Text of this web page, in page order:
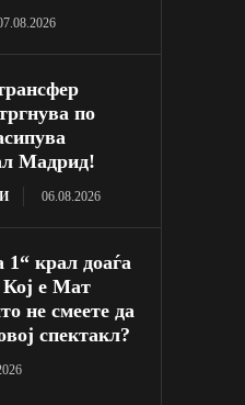
по
Мадрид!
06.08.2026
1“ крал доаѓа
е Мат
не смеете да
спектакл?